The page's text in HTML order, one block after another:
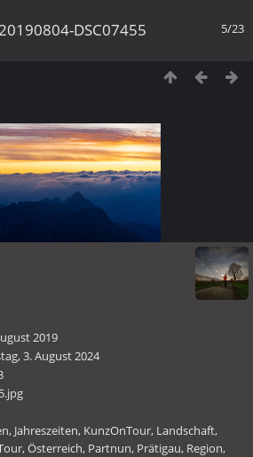
5/23
DSC07455
2019
3. August 2024
, Jahreszeiten, KunzOnTour, Landschaft,
,Österreich, Partnun, Prätigau, Region,